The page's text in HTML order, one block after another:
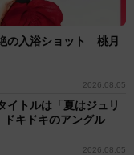
の入浴ショット 桃月
2026.08.05
トルは「夏はジュリ
キドキのアングル
2026.08.05